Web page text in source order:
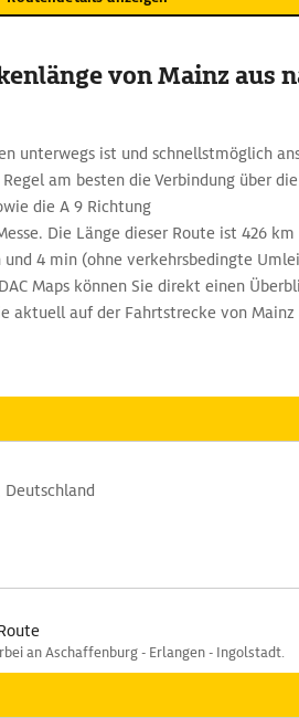
von Mainz aus
unterwegs ist und schnellstmöglich
am besten die Verbindung über
die A 9 Richtung
Die Länge dieser Route ist 426 km
4 min (ohne verkehrsbedingte
Maps können Sie direkt einen
aktuell auf der Fahrtstrecke von Mainz
Deutschland
an Aschaffenburg - Erlangen - Ingolstadt.